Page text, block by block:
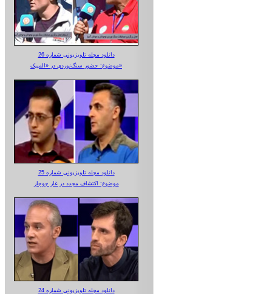
دانلود مجله تلویزیونی شماره 26
موضوع: حضور سنگ‌نوردی در «المپیک»
دانلود مجله تلویزیونی شماره 25
موضوع: اکتشاف مجدد در غار جوجار
دانلود مجله تلویزیونی شماره 24